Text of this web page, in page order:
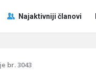
Pitaj
Učene
Navigacija
Najaktivniji članovi
br. 3043